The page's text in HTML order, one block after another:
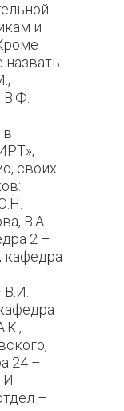
и
назвать
в
своих
В.А.
2 –
кафедра
24 –
–